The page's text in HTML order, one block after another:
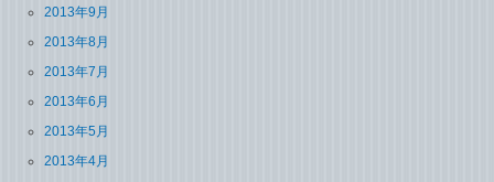
2013年9月
2013年8月
2013年7月
2013年6月
2013年5月
2013年4月